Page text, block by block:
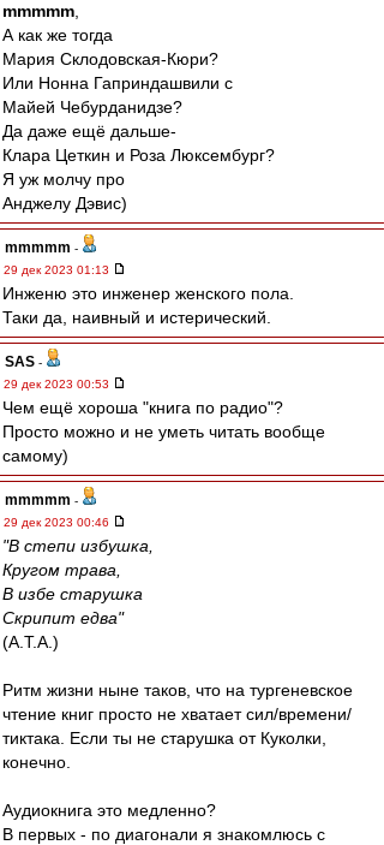
mmmmm
А как же тогда
Мария Склодовская-Кюри?
Или Нонна Гаприндашвили с
Майей Чебурданидзе?
Да даже ещё дальше-
Клара Цеткин и Роза Люксембург?
Я уж молчу про
Анджелу Дэвис)
mmmmm -
29 дек 2023 01:13
Инженю это инженер женского пола.
Таки да, наивный и истерический.
SAS -
29 дек 2023 00:53
Чем ещё хороша "книга по радио"?
Просто можно и не уметь читать вообще
самому)
mmmmm -
29 дек 2023 00:46
"В степи избушка,
Кругом трава,
В избе старушка
Скрипит едва"
(А.Т.А.)
Ритм жизни ныне таков, что на тургеневское
чтение книг просто не хватает сил/времени/
тиктака. Если ты не старушка от Куколки,
конечно.
Аудиокнига это медленно?
В первых - по диагонали я знакомлюсь с